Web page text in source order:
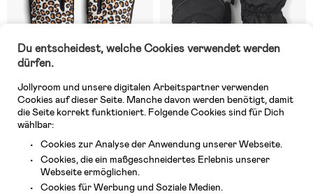
Auf Lager
Nordbjørn Snowpro
Handschuhe, Leo
Auf Lager
Schwarz/Graphit
Du entscheidest, welche Cookies verwendet werden
dürfen.
Jollyroom und unsere digitalen Arbeitspartner verwenden
Cookies auf dieser Seite. Manche davon werden benötigt, damit
die Seite korrekt funktioniert. Folgende Cookies sind für Dich
wählbar:
Cookies zur Analyse der Anwendung unserer Webseite.
Cookies, die ein maßgeschneidertes Erlebnis unserer
Webseite ermöglichen.
Cookies für Werbung und Soziale Medien.